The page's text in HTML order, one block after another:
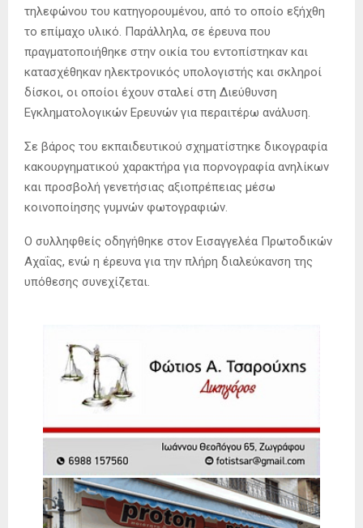
τηλεφώνου του κατηγορουμένου, από το οποίο εξήχθη
το επίμαχο υλικό. Παράλληλα, σε έρευνα που
πραγματοποιήθηκε στην οικία του εντοπίστηκαν και
κατασχέθηκαν ηλεκτρονικός υπολογιστής και σκληροί
δίσκοι, οι οποίοι έχουν σταλεί στη Διεύθυνση
Εγκληματολογικών Ερευνών για περαιτέρω ανάλυση.
Σε βάρος του εκπαιδευτικού σχηματίστηκε δικογραφία
κακουργηματικού χαρακτήρα για πορνογραφία ανηλίκων
και προσβολή γενετήσιας αξιοπρέπειας μέσω
κοινοποίησης γυμνών φωτογραφιών.
Ο συλληφθείς οδηγήθηκε στον Εισαγγελέα Πρωτοδικών
Αχαΐας, ενώ η έρευνα για την πλήρη διαλεύκανση της
υπόθεσης συνεχίζεται.